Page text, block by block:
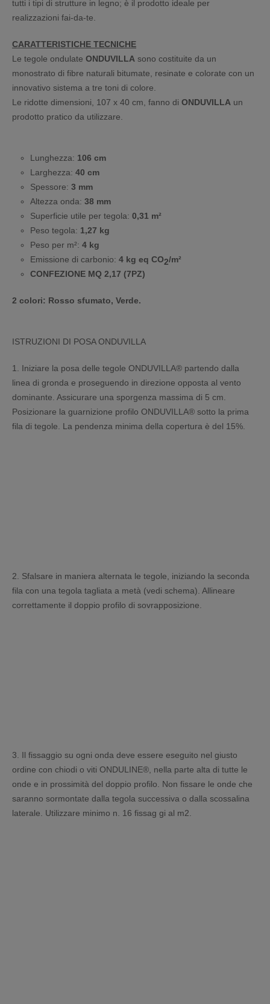
tutti i tipi di strutture in legno; è il prodotto ideale per
realizzazioni fai-da-te.
CARATTERISTICHE TECNICHE
Le tegole ondulate ONDUVILLA sono costituite da un
monostrato di fibre naturali bitumate, resinate e colorate con un
innovativo sistema a tre toni di colore.
Le ridotte dimensioni, 107 x 40 cm, fanno di ONDUVILLA un
prodotto pratico da utilizzare.
Lunghezza: 106 cm
Larghezza: 40 cm
Spessore: 3 mm
Altezza onda: 38 mm
Superficie utile per tegola: 0,31 m²
Peso tegola: 1,27 kg
Peso per m²: 4 kg
Emissione di carbonio: 4 kg eq CO2/m²
CONFEZIONE MQ 2,17 (7PZ)
2 colori: Rosso sfumato, Verde.
ISTRUZIONI DI POSA ONDUVILLA
1. Iniziare la posa delle tegole ONDUVILLA® partendo dalla
linea di gronda e proseguendo in direzione opposta al vento
dominante. Assicurare una sporgenza massima di 5 cm.
Posizionare la guarnizione profilo ONDUVILLA® sotto la prima
fila di tegole. La pendenza minima della copertura è del 15%.
2. Sfalsare in maniera alternata le tegole, iniziando la seconda
fila con una tegola tagliata a metà (vedi schema). Allineare
correttamente il doppio profilo di sovrapposizione.
3. Il fissaggio su ogni onda deve essere eseguito nel giusto
ordine con chiodi o viti ONDULINE®, nella parte alta di tutte le
onde e in prossimità del doppio profilo. Non fissare le onde che
saranno sormontate dalla tegola successiva o dalla scossalina
laterale. Utilizzare minimo n. 16 fissag gi al m2.